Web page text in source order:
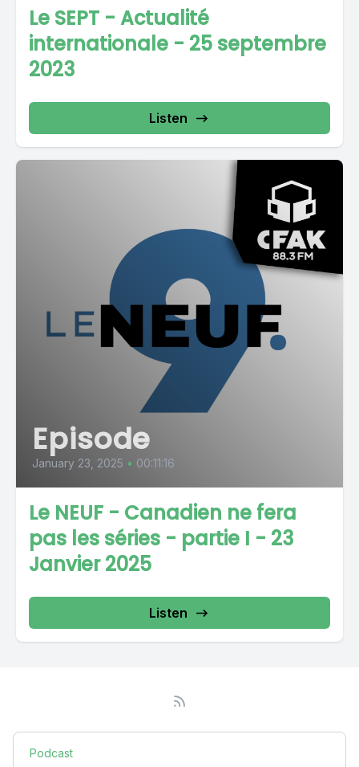
Le SEPT - Actualité
internationale - 25 septembre
2023
Listen
Episode
January 23, 2025 • 00:11:16
Le NEUF - Canadien ne fera
pas les séries - partie I - 23
Janvier 2025
Listen
Podcast